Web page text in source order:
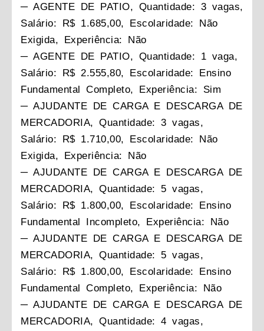
─ AGENTE DE PATIO, Quantidade: 3 vagas,
Salário: R$ 1.685,00, Escolaridade: Não
Exigida, Experiência: Não
─ AGENTE DE PATIO, Quantidade: 1 vaga,
Salário: R$ 2.555,80, Escolaridade: Ensino
Fundamental Completo, Experiência: Sim
─ AJUDANTE DE CARGA E DESCARGA DE
MERCADORIA, Quantidade: 3 vagas,
Salário: R$ 1.710,00, Escolaridade: Não
Exigida, Experiência: Não
─ AJUDANTE DE CARGA E DESCARGA DE
MERCADORIA, Quantidade: 5 vagas,
Salário: R$ 1.800,00, Escolaridade: Ensino
Fundamental Incompleto, Experiência: Não
─ AJUDANTE DE CARGA E DESCARGA DE
MERCADORIA, Quantidade: 5 vagas,
Salário: R$ 1.800,00, Escolaridade: Ensino
Fundamental Completo, Experiência: Não
─ AJUDANTE DE CARGA E DESCARGA DE
MERCADORIA, Quantidade: 4 vagas,